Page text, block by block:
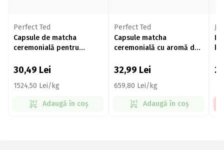
Perfect Ted
Capsule de matcha
ceremonială pentru
30,49 Lei
1524,50 Lei/kg
Adaugă în coș
Perfect Ted
Capsule matcha
ceremonială cu aromă de
10 băuturi
32,99 Lei
659,80 Lei/kg
Adaugă în coș